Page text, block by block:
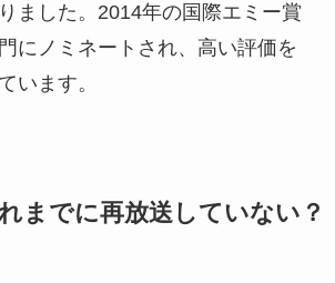
ました。2014年の国際エミー賞
にノミネートされ、高い評価を
います。
までに再放送していない？